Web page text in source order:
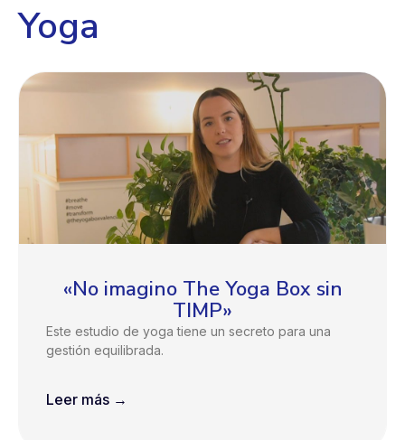
Yoga
«No imagino The Yoga Box sin
TIMP»
Este estudio de yoga tiene un secreto para una
gestión equilibrada.
Leer más →